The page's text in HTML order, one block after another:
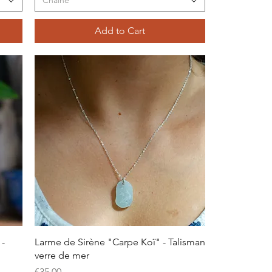
Add to Cart
Quick View
Larme de Sirène "Carpe Koï" - Talisman
verre de mer